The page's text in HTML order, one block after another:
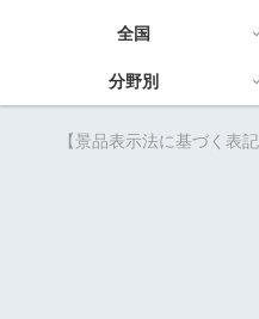
全国
分野別
【景品表示法に基づく表